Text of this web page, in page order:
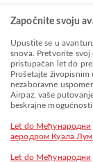
Započnite svoju
Upustite se u
snova. Pretvorite svoj
pristupačan let do
Prošetajte
nezaboravne
Airpaz, vaše
beskrajne mogućnosti
Let do Међународни
аеродром Куала
Let do Међународни